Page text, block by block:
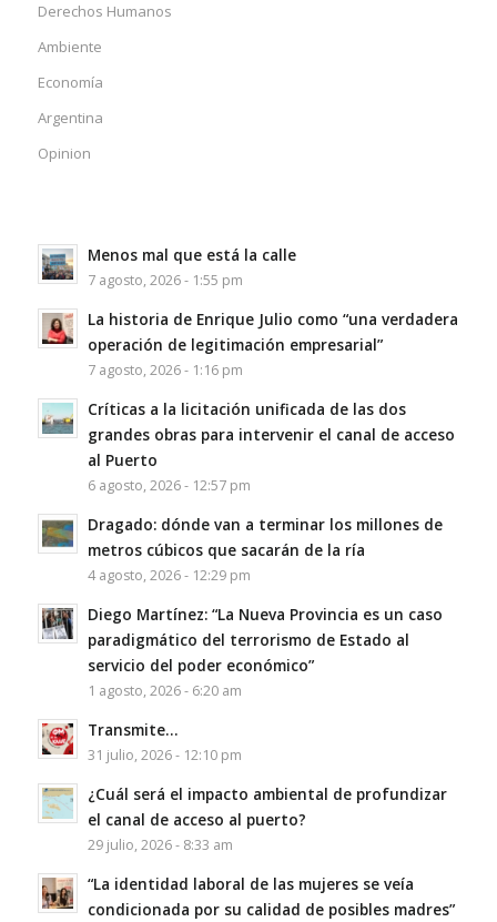
Derechos Humanos
Ambiente
Economía
Argentina
Opinion
Menos mal que está la calle
7 agosto, 2026 - 1:55 pm
La historia de Enrique Julio como “una verdadera
operación de legitimación empresarial”
7 agosto, 2026 - 1:16 pm
Críticas a la licitación unificada de las dos
grandes obras para intervenir el canal de acceso
al Puerto
6 agosto, 2026 - 12:57 pm
Dragado: dónde van a terminar los millones de
metros cúbicos que sacarán de la ría
4 agosto, 2026 - 12:29 pm
Diego Martínez: “La Nueva Provincia es un caso
paradigmático del terrorismo de Estado al
servicio del poder económico”
1 agosto, 2026 - 6:20 am
Transmite…
31 julio, 2026 - 12:10 pm
¿Cuál será el impacto ambiental de profundizar
el canal de acceso al puerto?
29 julio, 2026 - 8:33 am
“La identidad laboral de las mujeres se veía
condicionada por su calidad de posibles madres”